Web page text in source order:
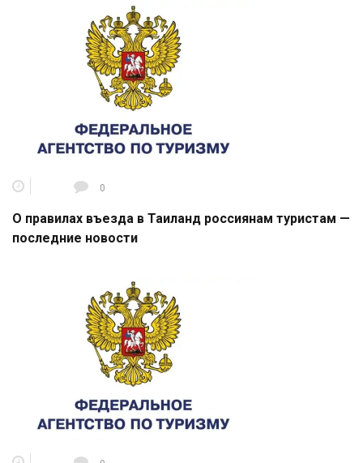
0
О правилах въезда в Таиланд россиянам туристам —
последние новости